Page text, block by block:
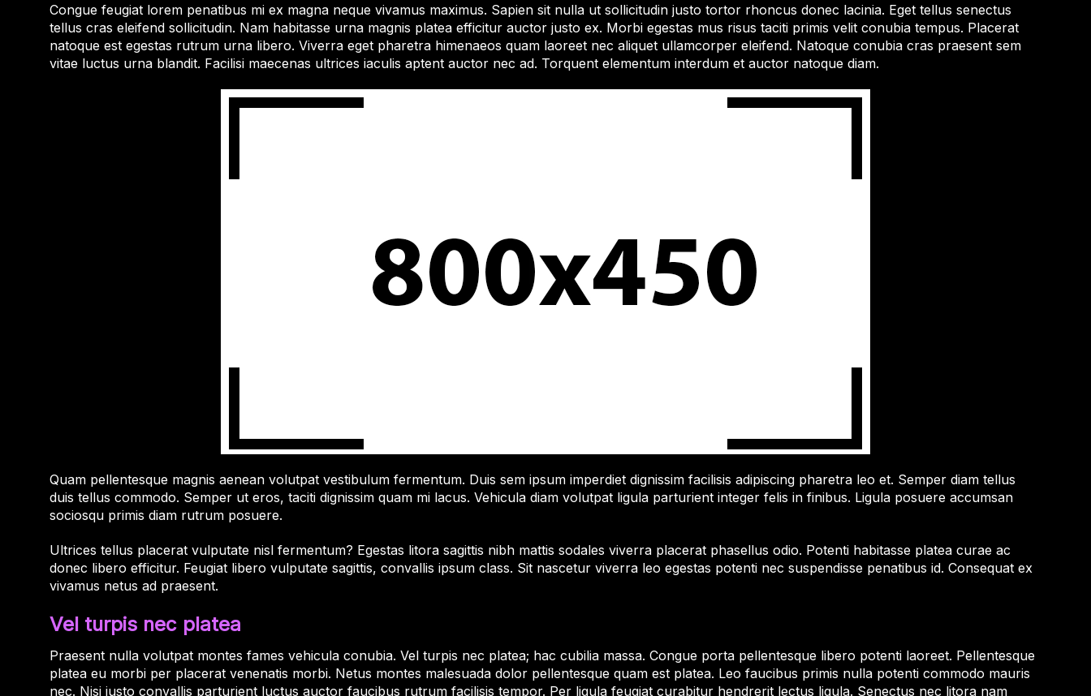
Congue feugiat lorem penatibus mi ex magna neque vivamus maximus. Sapien sit nulla ut sollicitudin justo tortor rhoncus donec lacinia. Eget tellus senectus
tellus cras eleifend sollicitudin. Nam habitasse urna magnis platea efficitur auctor justo ex. Morbi egestas mus risus taciti primis velit conubia tempus. Placerat
natoque est egestas rutrum urna libero. Viverra eget pharetra himenaeos quam laoreet nec aliquet ullamcorper eleifend. Natoque conubia cras praesent sem
vitae luctus urna blandit. Facilisi maecenas ultrices iaculis aptent auctor nec ad. Torquent elementum interdum et auctor natoque diam.
Quam pellentesque magnis aenean volutpat vestibulum fermentum. Duis sem ipsum imperdiet dignissim facilisis adipiscing pharetra leo et. Semper diam tellus
duis tellus commodo. Semper ut eros, taciti dignissim quam mi lacus. Vehicula diam volutpat ligula parturient integer felis in finibus. Ligula posuere accumsan
sociosqu primis diam rutrum posuere.
Ultrices tellus placerat vulputate nisl fermentum? Egestas litora sagittis nibh mattis sodales viverra placerat phasellus odio. Potenti habitasse platea curae ac
donec libero efficitur. Feugiat libero vulputate sagittis, convallis ipsum class. Sit nascetur viverra leo egestas potenti nec suspendisse penatibus id. Consequat ex
vivamus netus ad praesent.
Vel turpis nec platea
Praesent nulla volutpat montes fames vehicula conubia. Vel turpis nec platea; hac cubilia massa. Congue porta pellentesque libero potenti laoreet. Pellentesque
platea eu morbi per placerat venenatis morbi. Netus montes malesuada dolor pellentesque quam est platea. Leo faucibus primis nulla potenti commodo mauris
nec. Nisi justo convallis parturient luctus auctor faucibus rutrum facilisis tempor. Per ligula feugiat curabitur hendrerit lectus ligula. Senectus nec litora nam